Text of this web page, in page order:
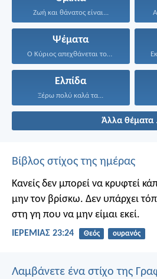
Ζωή και θάνατος είναι...
Ψέματα
Ο Κύριος απεχθάνεται τους...
Ελπίδα
Ξέρω πολύ καλά τα...
Άλλα θέματα
Βίβλος στίχος της ημέρας
Κανείς δεν μπορεί να κρυφτεί
μην τον βρίσκω. Δεν υπάρχει
στη γη που να μην είμαι εκεί.
ΙΕΡΕΜΙΑΣ 23:24 Θεός ουρανός
Λαμβάνετε ένα στίχο της